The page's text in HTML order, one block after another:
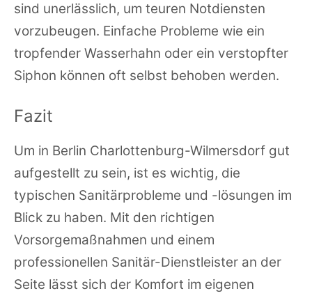
sind unerlässlich, um teuren Notdiensten
vorzubeugen. Einfache Probleme wie ein
tropfender Wasserhahn oder ein verstopfter
Siphon können oft selbst behoben werden.
Fazit
Um in Berlin Charlottenburg-Wilmersdorf gut
aufgestellt zu sein, ist es wichtig, die
typischen Sanitärprobleme und -lösungen im
Blick zu haben. Mit den richtigen
Vorsorgemaßnahmen und einem
professionellen Sanitär-Dienstleister an der
Seite lässt sich der Komfort im eigenen